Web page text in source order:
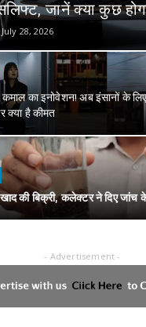
जानें क्या कुछ
28, 2026
का इनोवेशन! अब इंसानों के लिए
क्या है कीमत
की बिक्री, कलेक्टर ने दिए
करोड़ का गांजा
- Advertisement -